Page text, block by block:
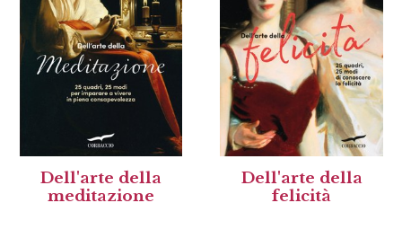
Dell'arte della
meditazione
Dell'arte della
felicità